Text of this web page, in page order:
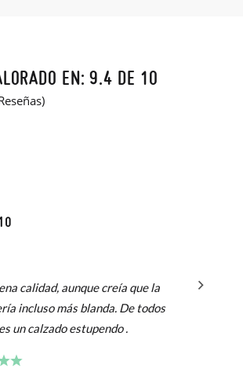
EN: 9.4 DE 10
calidad, aunque creía que la
incluso más blanda. De todos
un calzado estupendo .